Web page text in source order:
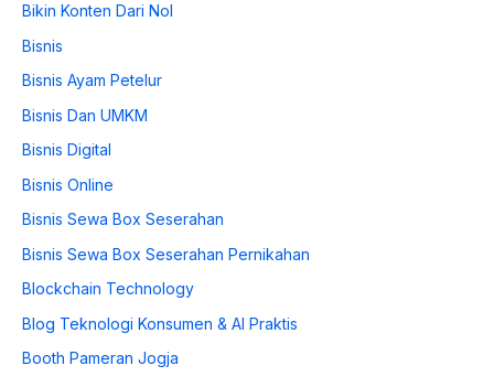
Bikin Konten Dari Nol
Bisnis
Bisnis Ayam Petelur
Bisnis Dan UMKM
Bisnis Digital
Bisnis Online
Bisnis Sewa Box Seserahan
Bisnis Sewa Box Seserahan Pernikahan
Blockchain Technology
Blog Teknologi Konsumen & AI Praktis
Booth Pameran Jogja